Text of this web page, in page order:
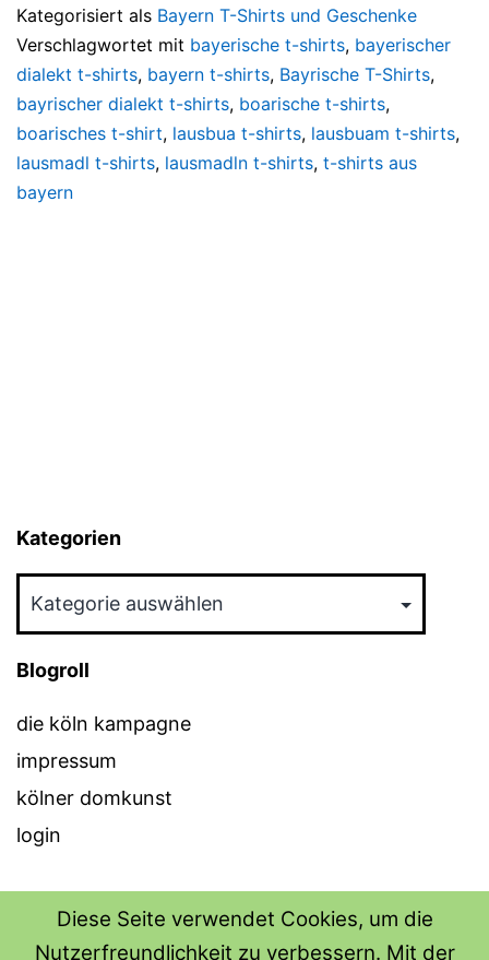
Kategorisiert als Bayern T-Shirts und Geschenke
Verschlagwortet mit bayerische t-shirts, bayerischer
dialekt t-shirts, bayern t-shirts, Bayrische T-Shirts,
bayrischer dialekt t-shirts, boarische t-shirts,
boarisches t-shirt, lausbua t-shirts, lausbuam t-shirts,
lausmadl t-shirts, lausmadln t-shirts, t-shirts aus
bayern
Kategorien
Blogroll
die köln kampagne
impressum
kölner domkunst
login
Diese Seite verwendet Cookies, um die
Nutzerfreundlichkeit zu verbessern. Mit der